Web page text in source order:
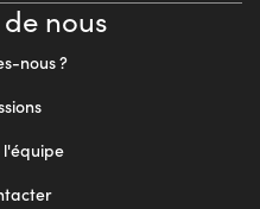
nous
nous ?